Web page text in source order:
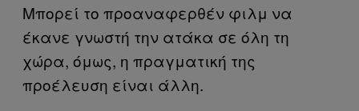
Μπορεί το προαναφερθέν φιλμ να
έκανε γνωστή την ατάκα σε όλη τη
χώρα, όμως, η πραγματική της
προέλευση είναι άλλη.